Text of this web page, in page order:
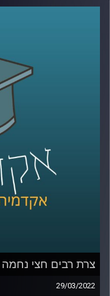
צרת רבים חצי נחמה
29/03/2022